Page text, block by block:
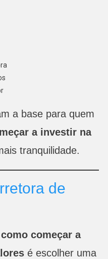
a base para quem
a investir na
tranquilidade.
de
como começar a
é escolher uma